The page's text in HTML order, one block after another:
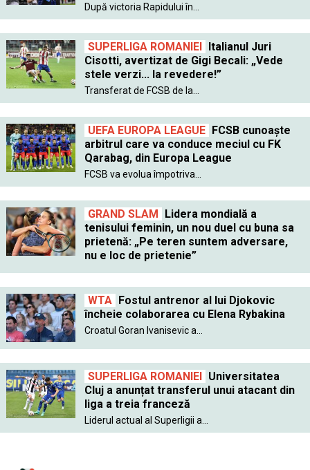
După victoria Rapidului în...
SUPERLIGA ROMANIEI Italianul Juri
Cisotti, avertizat de Gigi Becali: „Vede
stele verzi... la revedere!”
Transferat de FCSB de la...
UEFA EUROPA LEAGUE FCSB cunoaște
arbitrul care va conduce meciul cu FK
Qarabag, din Europa League
FCSB va evolua împotriva...
GRAND SLAM Lidera mondială a
tenisului feminin, un nou duel cu buna sa
prietenă: „Pe teren suntem adversare,
nu e loc de prietenie”
WTA Fostul antrenor al lui Djokovic
încheie colaborarea cu Elena Rybakina
Croatul Goran Ivanisevic a...
SUPERLIGA ROMANIEI Universitatea
Cluj a anunțat transferul unui atacant din
liga a treia franceză
Liderul actual al Superligii a...